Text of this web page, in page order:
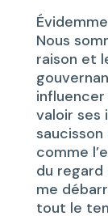
Nous
raison et
valoir ses
comme
du regard
me
tout le